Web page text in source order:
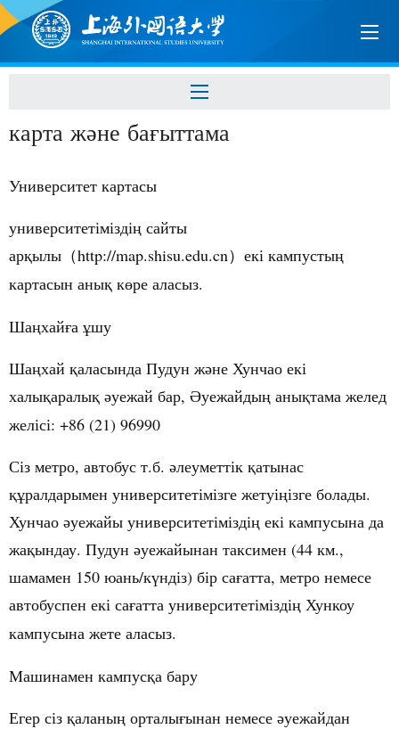
карта және бағыттама
Университет картасы
университетіміздің сайты
арқылы （http://map.shisu.edu.cn） екі кампустың
картасын анық көре аласыз.
Шаңхайға ұшу
Шаңхай қаласында Пудун және Хунчао екі
халықаралық әуежай бар, Әуежайдың анықтама желед
желісі: +86 (21) 96990
Сіз метро, автобус т.б. әлеуметтік қатынас
құралдарымен университетімізге жетуіңізге болады.
Хунчао әуежайы университетіміздің екі кампусына да
жақындау. Пудун әуежайынан таксимен (44 км.,
шамамен 150 юань/күндіз) бір сағатта, метро немесе
автобуспен екі сағатта университетіміздің Хункоу
кампусына жете аласыз.
Машинамен кампусқа бару
Егер сіз қаланың орталығынан немесе әуежайдан